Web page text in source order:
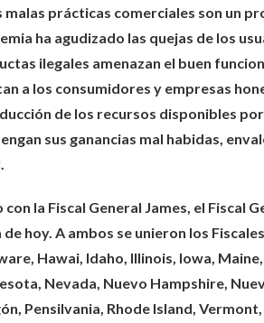
malas prácticas comerciales son un
ha agudizado las quejas de los
ilegales amenazan el buen
a los consumidores y empresas
de los recursos disponibles
sus ganancias mal habidas,
con la Fiscal General James, el Fiscal
hoy. A ambos se unieron los
Hawai, Idaho, Illinois, Iowa,
Nevada, Nuevo Hampshire,
Pensilvania, Rhode Island,